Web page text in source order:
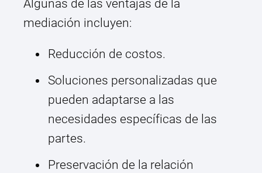
Algunas de las ventajas de la
mediación incluyen:
Reducción de costos.
Soluciones personalizadas que
pueden adaptarse a las
necesidades específicas de las
partes.
Preservación de la relación